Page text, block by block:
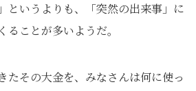
というよりも、「突然の出来事」に
ることが多いようだ。
たその大金を、みなさんは何に使っ